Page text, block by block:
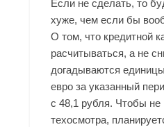
Если не сделать, то
хуже, чем если бы
О том, что кредитной
расчитываться, а не
догадываются
евро за указанный
с 48,1 рубля. Чтобы не
техосмотра,